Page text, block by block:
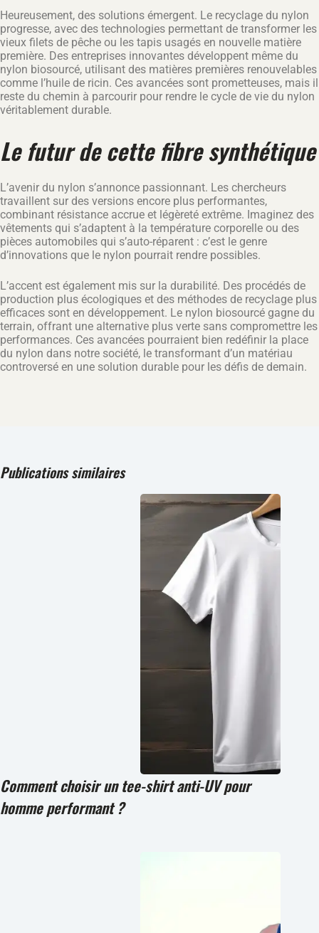
Heureusement, des solutions émergent. Le recyclage du nylon
progresse, avec des technologies permettant de transformer les
vieux filets de pêche ou les tapis usagés en nouvelle matière
première. Des entreprises innovantes développent même du
nylon biosourcé, utilisant des matières premières renouvelables
comme l’huile de ricin. Ces avancées sont prometteuses, mais il
reste du chemin à parcourir pour rendre le cycle de vie du nylon
véritablement durable.
Le futur de cette fibre synthétique
L’avenir du nylon s’annonce passionnant. Les chercheurs
travaillent sur des versions encore plus performantes,
combinant résistance accrue et légèreté extrême. Imaginez des
vêtements qui s’adaptent à la température corporelle ou des
pièces automobiles qui s’auto-réparent : c’est le genre
d’innovations que le nylon pourrait rendre possibles.
L’accent est également mis sur la durabilité. Des procédés de
production plus écologiques et des méthodes de recyclage plus
efficaces sont en développement. Le nylon biosourcé gagne du
terrain, offrant une alternative plus verte sans compromettre les
performances. Ces avancées pourraient bien redéfinir la place
du nylon dans notre société, le transformant d’un matériau
controversé en une solution durable pour les défis de demain.
Publications similaires
Comment choisir un tee-shirt anti-UV pour
homme performant ?